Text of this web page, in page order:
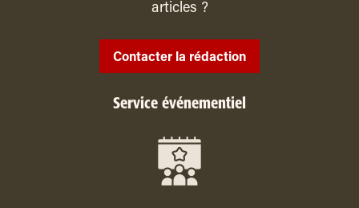
articles ?
Contacter la rédaction
Service événementiel